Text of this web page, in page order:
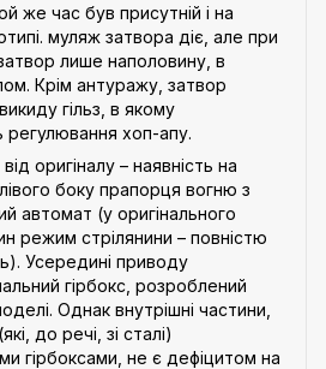
же час був присутній і на
муляж затвора діє, але при
лише наполовину, в
Крім антуражу, затвор
гільз, в якому
хоп-апу.
оригіналу – наявність на
боку прапорця вогню з
автомат (у оригінального
режим стрілянини – повністю
Усередині приводу
гірбокс, розроблений
Однак внутрішні частини,
до речі, зі сталі)
гірбоксами, не є дефіцитом на